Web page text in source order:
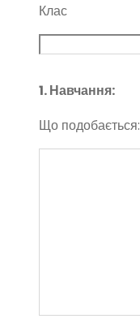
Клас
1. Навчання:
Що подобається: